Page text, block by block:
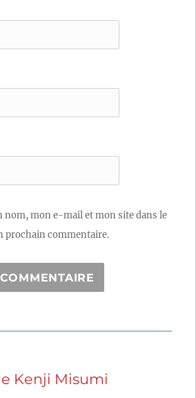
nom, mon e-mail et mon site dans le
prochain commentaire.
Kenji Misumi